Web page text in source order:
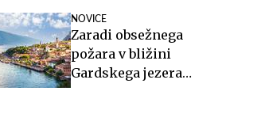
NOVICE
Zaradi obsežnega
požara v bližini
Gardskega jezera